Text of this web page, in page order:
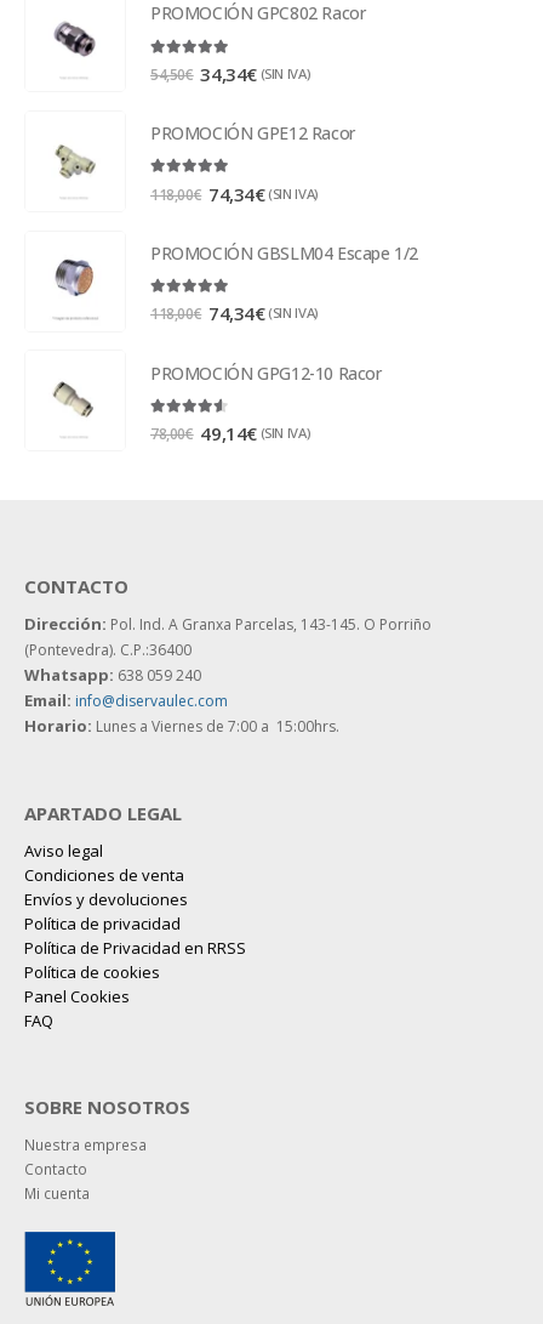
PROMOCIÓN GPC802 Racor
54,50€ 34,34€ (SIN IVA)
PROMOCIÓN GPE12 Racor
118,00€ 74,34€ (SIN IVA)
PROMOCIÓN GBSLM04 Escape 1/2
5.00out of 5
118,00€ 74,34€ (SIN IVA)
PROMOCIÓN GPG12-10 Racor
4.50out of 5
78,00€ 49,14€ (SIN IVA)
CONTACTO
Dirección: Pol. Ind. A Granxa Parcelas, 143-145. O Porriño
(Pontevedra). C.P.:36400
Whatsapp: 638 059 240
Email: info@diservaulec.com
Horario: Lunes a Viernes de 7:00 a 15:00hrs.
APARTADO LEGAL
Aviso legal
Condiciones de venta
Envíos y devoluciones
Política de privacidad
Política de Privacidad en RRSS
Política de cookies
Panel Cookies
FAQ
SOBRE NOSOTROS
Nuestra empresa
Contacto
Mi cuenta